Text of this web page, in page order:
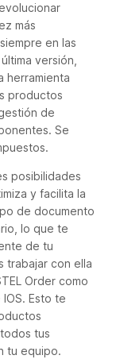
más
en las
versión,
herramienta
productos
de
Se
posibilidades
y facilita la
de documento
lo que te
de tu
trabajar con ella
Order como
Esto te
tus
tu equipo.